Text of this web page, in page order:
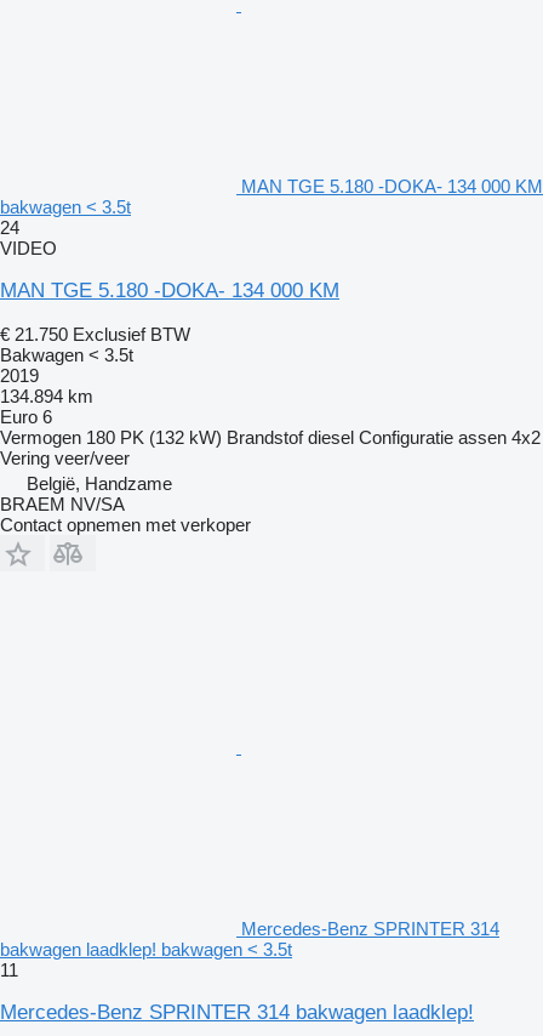
MAN TGE 5.180 -DOKA- 134 000 KM
bakwagen < 3.5t
24
VIDEO
MAN TGE 5.180 -DOKA- 134 000 KM
€ 21.750 Exclusief BTW
Bakwagen < 3.5t
2019
134.894 km
Euro 6
Vermogen 180 PK (132 kW) Brandstof diesel Configuratie assen 4x2
Vering veer/veer
België, Handzame
BRAEM NV/SA
Contact opnemen met verkoper
Mercedes-Benz SPRINTER 314
bakwagen laadklep! bakwagen < 3.5t
11
Mercedes-Benz SPRINTER 314 bakwagen laadklep!